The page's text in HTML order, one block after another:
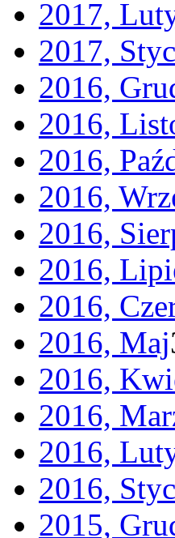
2017,
2017,
2016,
2016,
2016,
2016,
2016,
2016,
2016,
2016, Maj
2016,
2016,
2016,
2016,
2015,